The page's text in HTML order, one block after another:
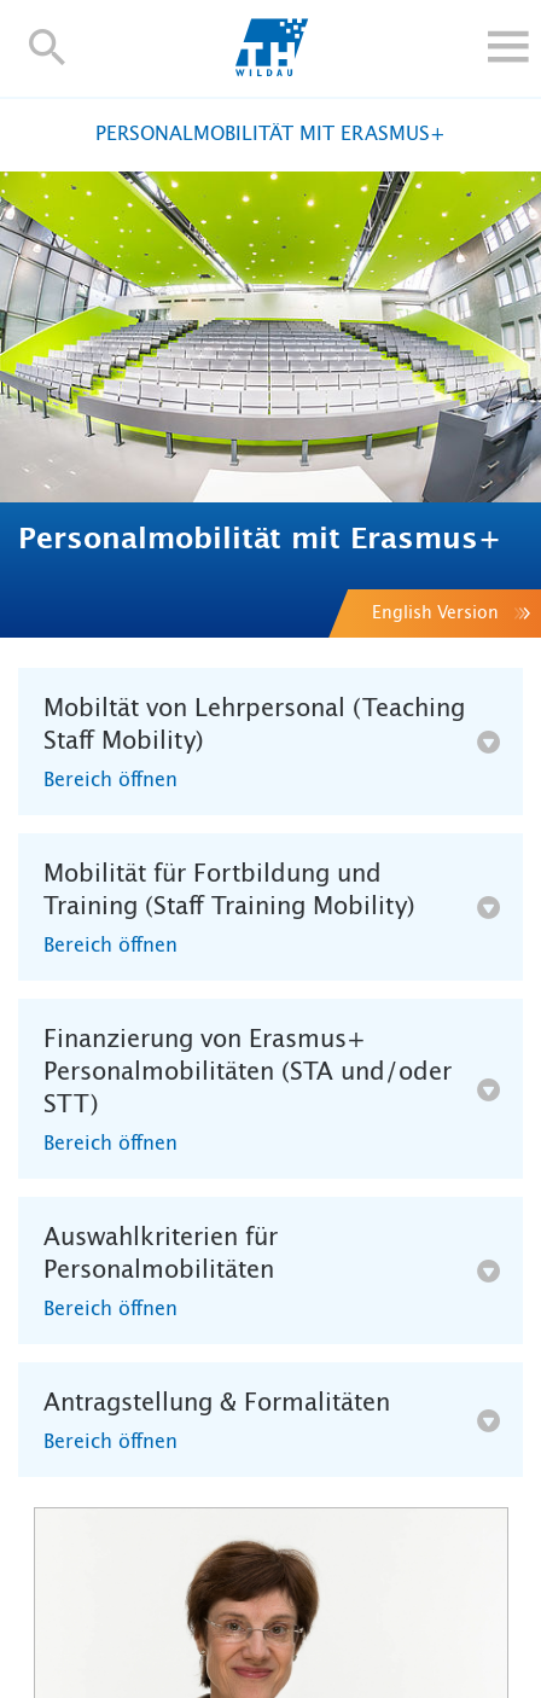
TH-
STUDIEREN UND WEITERBILDEN
FORSCHUNG UND TRANSFER
ALUMNI
HOCHSCHULE
INTERNATIONAL
BESCHÄFTIGTE
Blogs Kontakt und Anfahrt Webmail Moodle
TH Online-Portal Personensuche English
PERSONALMOBILITÄT MIT ERASMUS+
Personalmobilität mit Erasmus+
English Version
Mobiltät von Lehrpersonal (Teaching
Staff Mobility)
Bereich öffnen
Mobilität für Fortbildung und
Training (Staff Training Mobility)
Bereich öffnen
Finanzierung von Erasmus+
Personalmobilitäten (STA und/oder
STT)
Bereich öffnen
Auswahlkriterien für
Personalmobilitäten
Bereich öffnen
Antragstellung & Formalitäten
Bereich öffnen